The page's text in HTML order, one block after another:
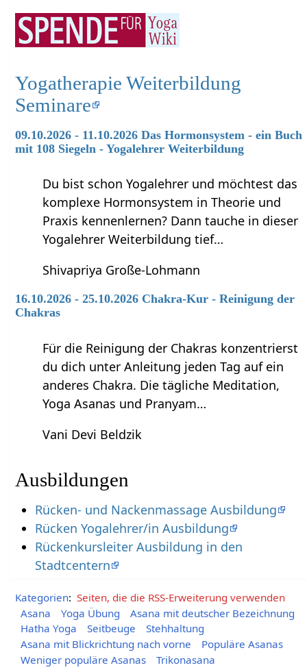
Yogatherapie Weiterbildung
Seminare
09.10.2026 - 11.10.2026 Das Hormonsystem - ein Buch
mit 108 Siegeln - Yogalehrer Weiterbildung
Du bist schon Yogalehrer und möchtest das
komplexe Hormonsystem in Theorie und
Praxis kennenlernen? Dann tauche in dieser
Yogalehrer Weiterbildung tief…
Shivapriya Große-Lohmann
16.10.2026 - 25.10.2026 Chakra-Kur - Reinigung der
Chakras
Für die Reinigung der Chakras konzentrierst
du dich unter Anleitung jeden Tag auf ein
anderes Chakra. Die tägliche Meditation,
Yoga Asanas und Pranyam…
Vani Devi Beldzik
Ausbildungen
Rücken- und Nackenmassage Ausbildung
Rücken Yogalehrer/in Ausbildung
Rückenkursleiter Ausbildung in den
Stadtcentern
Kategorien: Seiten, die die RSS-Erweiterung verwenden
Asana
Yoga Übung
Asana mit deutscher Bezeichnung
Hatha Yoga
Seitbeuge
Stehhaltung
Asana mit Blickrichtung nach vorne
Populäre Asanas
Weniger populäre Asanas
Trikonasana